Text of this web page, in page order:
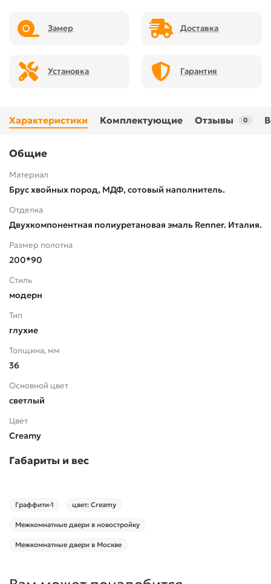
Замер Доставка
Установка Гарантия
Характеристики Комплектующие Отзывы 0
Общие
Материал
Брус хвойных пород, МДФ, сотовый наполнитель.
Отделка
Двухкомпонентная полиуретановая эмаль Renner. Италия.
Размер полотна
200*90
Стиль
модерн
Тип
глухие
Толщина, мм
36
Основной цвет
светлый
Цвет
Creamy
Габариты и вес
Граффити-1 цвет: Creamy
Межкомнатные двери в новостройку
Межкомнатные двери в Москве